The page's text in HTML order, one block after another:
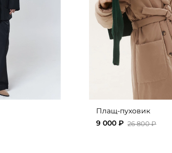
Плащ-пуховик
9 000 ₽ 26 800 ₽